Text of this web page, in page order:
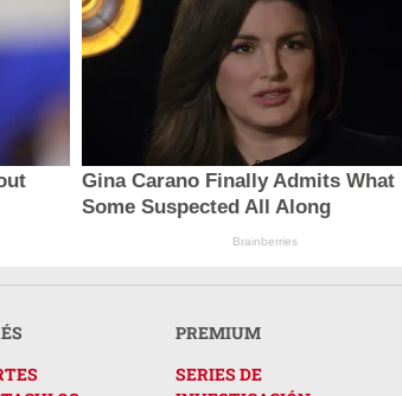
Gina Carano Finally Admits What
Some Suspected All Along
Brainberries
PREMIUM
SERIES DE